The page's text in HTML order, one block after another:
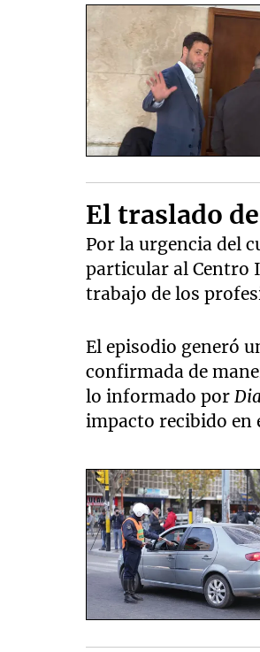
El traslado
Por la urgencia del
particular al Centro
trabajo de los
El episodio generó
confirmada de
lo informado por
impacto recibido en